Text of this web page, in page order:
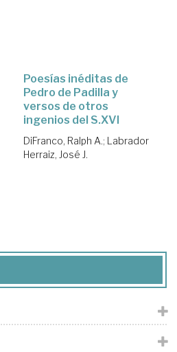
Poesías inéditas de
Pedro de Padilla y
versos de otros
ingenios del S.XVI
DiFranco, Ralph A.; Labrador
Herraiz, José J.